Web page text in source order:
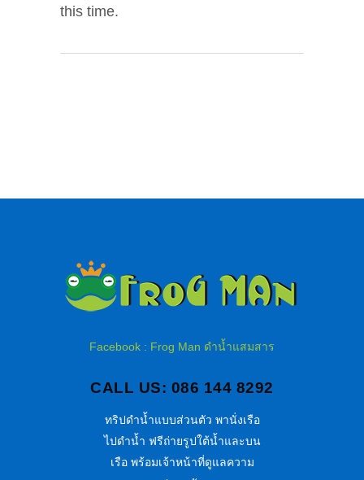
this time.
Facebook : Frog Man ดำน้ำแสมสาร
CALL US: 086 144 8292
ทริปดำน้ำแบบส่วนตัว พานั่งเรือ
ไปดำน้ำ ฟรีถ่ายรูปใต้น้ำและบน
เรือ พร้อมเจ้าหน้าที่ดูแลความ